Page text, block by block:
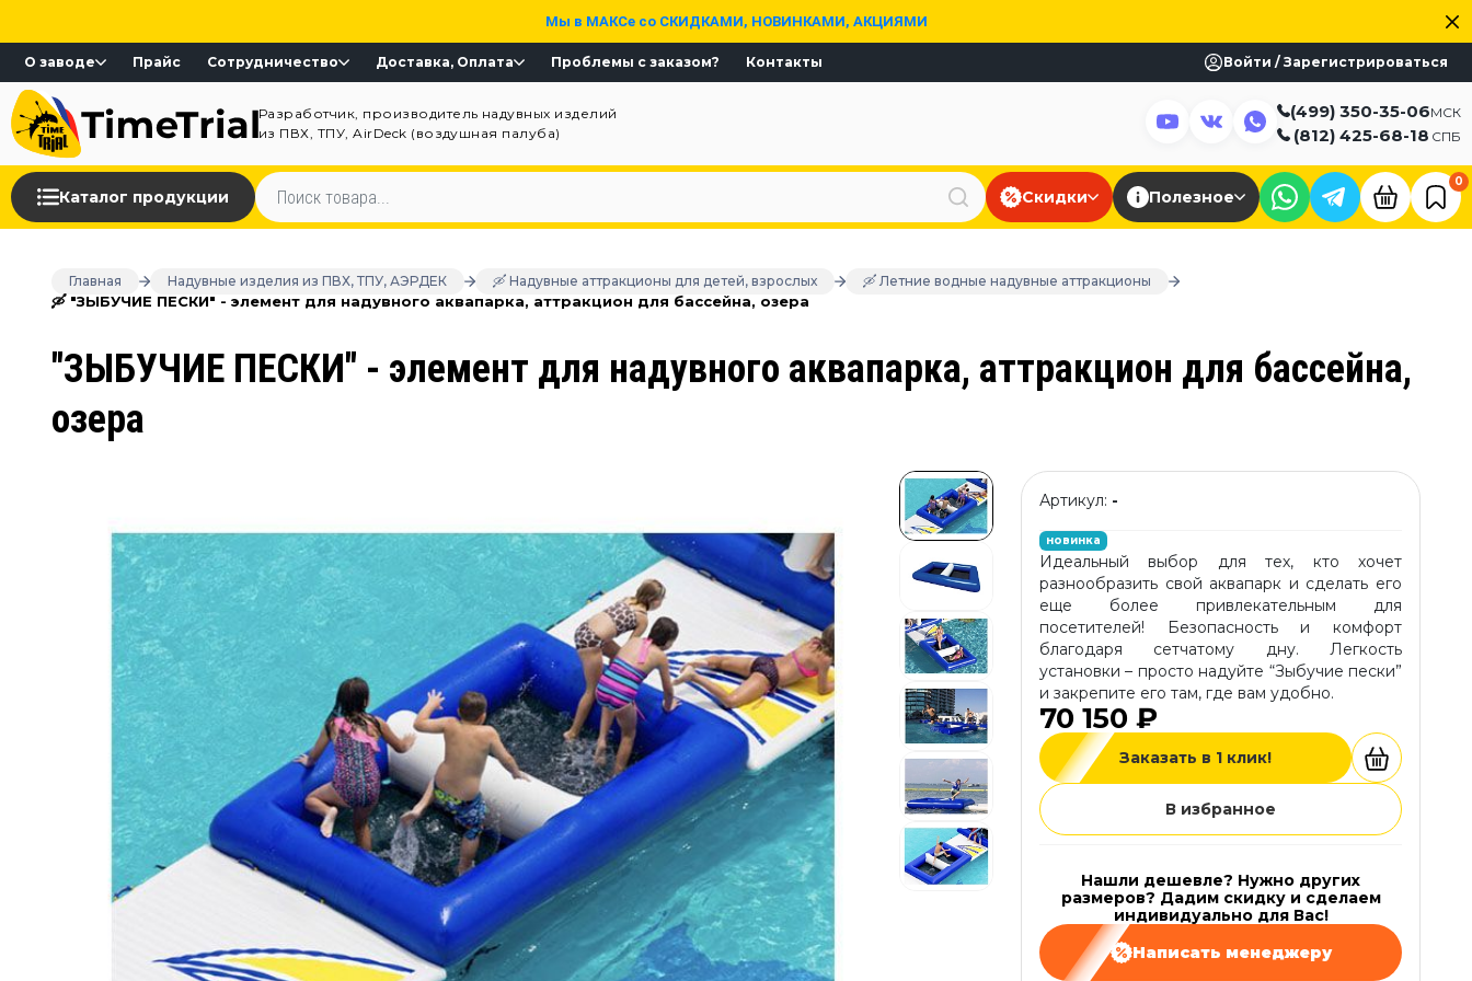
Мы в МАКСе со СКИДКАМИ, НОВИНКАМИ, АКЦИЯМИ
О заводе Прайс Сотрудничество Доставка, Оплата Проблемы с заказом? Контакты Войти / Зарегистрироваться
Разработчик, производитель надувных изделий
из ПВХ, ТПУ, AirDeck (воздушная палуба)
(499) 350-35-06МСК
(812) 425-68-18 СПБ
Каталог продукции Скидки Полезное
0
Главная Надувные изделия из ПВХ, ТПУ, АЭРДЕК 🛶 Надувные аттракционы для детей, взрослых 🛶 Летние водные надувные аттракционы
🛶 "ЗЫБУЧИЕ ПЕСКИ" - элемент для надувного аквапарка, аттракцион для бассейна, озера
"ЗЫБУЧИЕ ПЕСКИ" - элемент для надувного аквапарка, аттракцион для бассейна,
озера
Артикул: -
новинка
Идеальный выбор для тех, кто хочет
разнообразить свой аквапарк и сделать его
еще более привлекательным для
посетителей! Безопасность и комфорт
благодаря сетчатому дну. Легкость
установки – просто надуйте “Зыбучие пески”
и закрепите его там, где вам удобно.
70 150 ₽
Заказать в 1 клик!
В избранное
Нашли дешевле? Нужно других
размеров? Дадим скидку и сделаем
индивидуально для Вас!
Написать менеджеру